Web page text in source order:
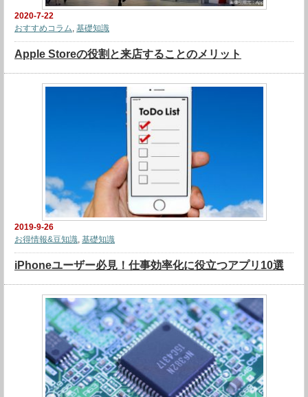
2020-7-22
おすすめコラム, 基礎知識
Apple Storeの役割と来店することのメリット
2019-9-26
お得情報&豆知識, 基礎知識
iPhoneユーザー必見！仕事効率化に役立つアプリ10選